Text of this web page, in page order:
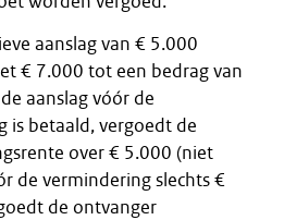
aanslag van € 5.000
€ 7.000 tot een bedrag van
aanslag vóór de
is betaald, vergoedt de
over € 5.000 (niet
de vermindering slechts €
de ontvanger